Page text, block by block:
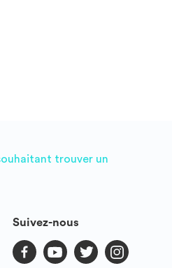
trouver un
Suivez-nous